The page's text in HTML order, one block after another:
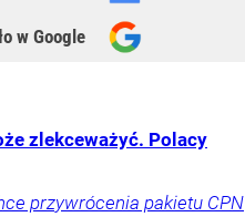
w Google
zlekceważyć. Polacy
przywrócenia pakietu CPN